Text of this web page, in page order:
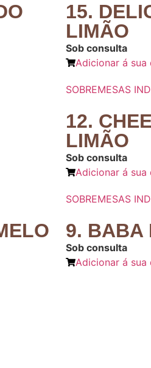
15.
LIMÃO
Sob consulta
Adicionar á sua
SOBREMESAS
12.
LIMÃO
Sob consulta
Adicionar á sua
SOBREMESAS
9. BABA
Sob consulta
Adicionar á sua